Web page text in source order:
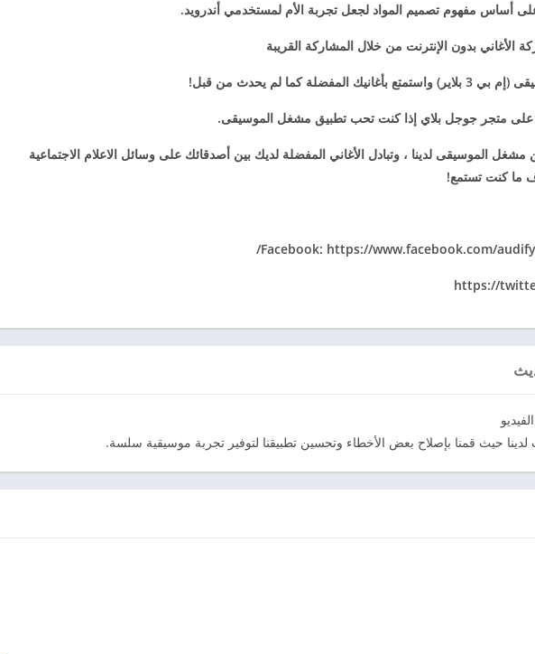
كما لم يحدث من قبل!
على متجر جوجل بلاي إذا كنت تحب تطبيق مشغل الموسيقى.
الموسيقى لدينا ، وتبادل الأغاني المفضلة لديك بين أصدقائك على وسائل الاعلام الاجتماعية
ما كنت تستمع!